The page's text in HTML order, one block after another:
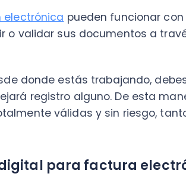
listado lo integran las siguientes
este documento, de lo contrario, no